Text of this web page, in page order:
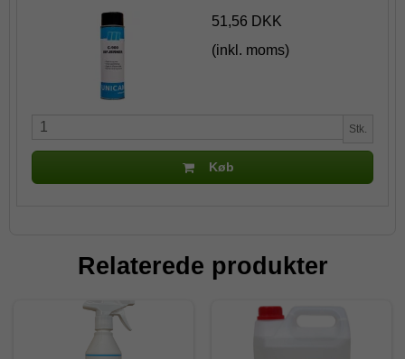
51,56 DKK
(inkl. moms)
Stk.
Køb
Relaterede produkter